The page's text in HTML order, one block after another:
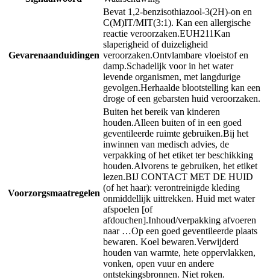
Gevarenaanduidingen
Bevat 1,2-benzisothiazool-3(2H)-on en
C(M)IT/MIT(3:1). Kan een allergische
reactie veroorzaken.EUH211Kan
slaperigheid of duizeligheid
veroorzaken.Ontvlambare vloeistof en
damp.Schadelijk voor in het water
levende organismen, met langdurige
gevolgen.Herhaalde blootstelling kan een
droge of een gebarsten huid veroorzaken.
Voorzorgsmaatregelen
Buiten het bereik van kinderen
houden.Alleen buiten of in een goed
geventileerde ruimte gebruiken.Bij het
inwinnen van medisch advies, de
verpakking of het etiket ter beschikking
houden.Alvorens te gebruiken, het etiket
lezen.BIJ CONTACT MET DE HUID
(of het haar): verontreinigde kleding
onmiddellijk uittrekken. Huid met water
afspoelen [of
afdouchen].Inhoud/verpakking afvoeren
naar …Op een goed geventileerde plaats
bewaren. Koel bewaren.Verwijderd
houden van warmte, hete oppervlakken,
vonken, open vuur en andere
ontstekingsbronnen. Niet roken.